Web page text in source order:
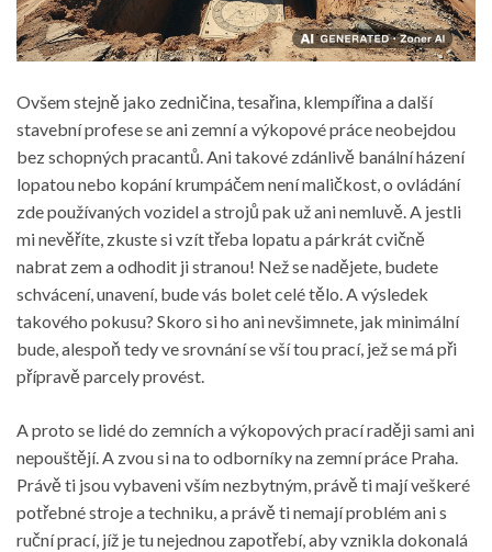
Ovšem stejně jako zedničina, tesařina, klempířina a další
stavební profese se ani zemní a výkopové práce neobejdou
bez schopných pracantů. Ani takové zdánlivě banální házení
lopatou nebo kopání krumpáčem není maličkost, o ovládání
zde používaných vozidel a strojů pak už ani nemluvě. A jestli
mi nevěříte, zkuste si vzít třeba lopatu a párkrát cvičně
nabrat zem a odhodit ji stranou! Než se nadějete, budete
schvácení, unavení, bude vás bolet celé tělo. A výsledek
takového pokusu? Skoro si ho ani nevšimnete, jak minimální
bude, alespoň tedy ve srovnání se vší tou prací, jež se má při
přípravě parcely provést.
A proto se lidé do zemních a výkopových prací raději sami ani
nepouštějí. A zvou si na to odborníky na zemní práce Praha.
Právě ti jsou vybaveni vším nezbytným, právě ti mají veškeré
potřebné stroje a techniku, a právě ti nemají problém ani s
ruční prací, jíž je tu nejednou zapotřebí, aby vznikla dokonalá